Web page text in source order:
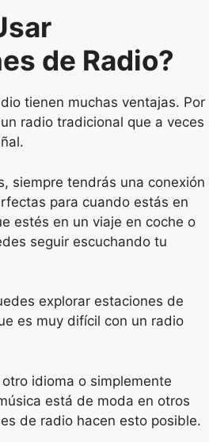
de Radio?
tienen muchas ventajas. Por
radio tradicional que a veces
siempre tendrás una conexión
para cuando estás en
estés en un viaje en coche o
seguir escuchando tu
explorar estaciones de
es muy difícil con un radio
idioma o simplemente
está de moda en otros
de radio hacen esto posible.